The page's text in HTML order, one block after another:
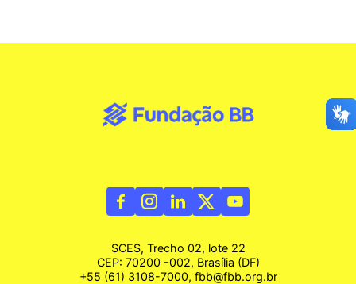
SCES, Trecho 02, lote 22
CEP: 70200 -002, Brasília (DF)
+55 (61) 3108-7000, fbb@fbb.org.br